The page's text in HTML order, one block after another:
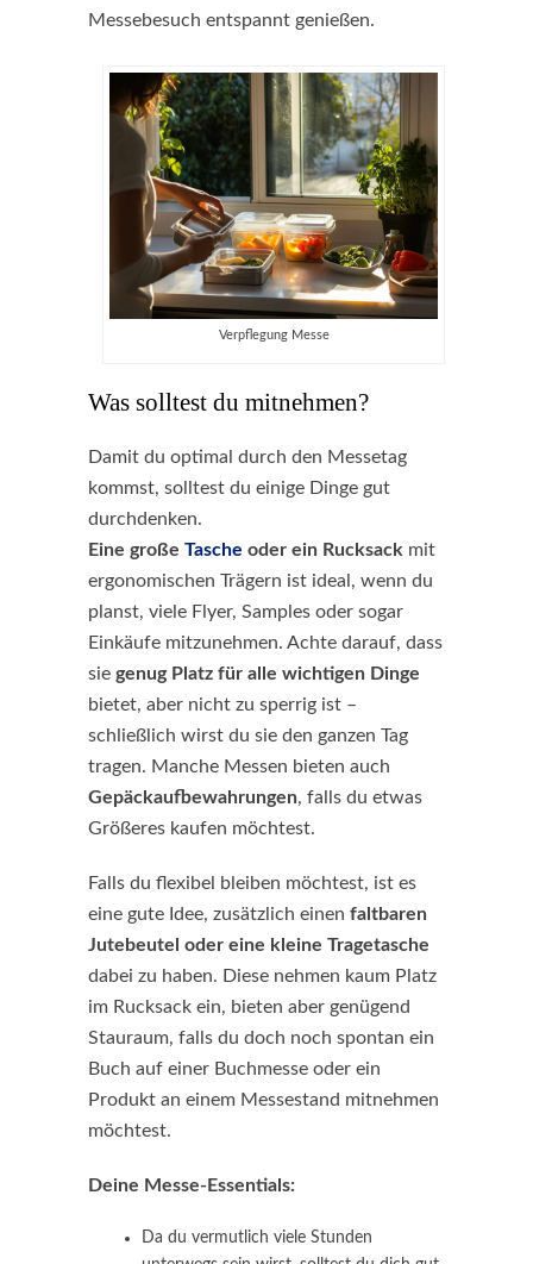
Messebesuch entspannt genießen.
Verpflegung Messe
Was solltest du mitnehmen?
Damit du optimal durch den Messetag
kommst, solltest du einige Dinge gut
durchdenken.
Eine große Tasche oder ein Rucksack mit
ergonomischen Trägern ist ideal, wenn du
planst, viele Flyer, Samples oder sogar
Einkäufe mitzunehmen. Achte darauf, dass
sie genug Platz für alle wichtigen Dinge
bietet, aber nicht zu sperrig ist –
schließlich wirst du sie den ganzen Tag
tragen. Manche Messen bieten auch
Gepäckaufbewahrungen, falls du etwas
Größeres kaufen möchtest.
Falls du flexibel bleiben möchtest, ist es
eine gute Idee, zusätzlich einen faltbaren
Jutebeutel oder eine kleine Tragetasche
dabei zu haben. Diese nehmen kaum Platz
im Rucksack ein, bieten aber genügend
Stauraum, falls du doch noch spontan ein
Buch auf einer Buchmesse oder ein
Produkt an einem Messestand mitnehmen
möchtest.
Deine Messe-Essentials:
Da du vermutlich viele Stunden